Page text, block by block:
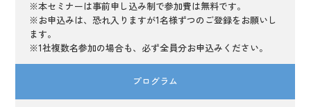
※本セミナーは事前申し込み制で参加費は無料です。
※お申込みは、恐れ入りますが1名様ずつのご登録をお願いし
ます。
※1社複数名参加の場合も、必ず全員分お申込みください。
プログラム